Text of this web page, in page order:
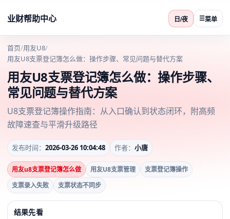
业财帮助中心 日/夜 ☰菜单
首页/用友U8/
用友U8支票登记簿怎么做：操作步骤、常见问题与替代方案
用友U8支票登记簿怎么做：操作步骤、
常见问题与替代方案
U8支票登记簿操作指南：从入口确认到状态闭环，附高频
故障速查与平滑升级路径
发布时间： 2026-03-26 10:04:48 作者： 小唐
用友u8支票登记簿怎么做 用友U8支票管理
支票登记簿操作
支票录入失败
支票状态不同步
结果先看